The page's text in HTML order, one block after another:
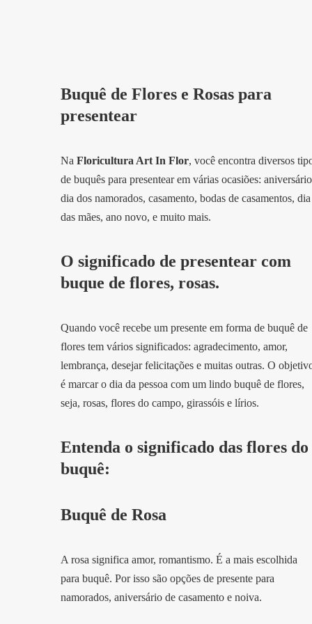
Buquê de Flores e Rosas para
presentear
Na Floricultura Art In Flor, você encontra diversos
de buquês para presentear em várias ocasiões:
dia dos namorados, casamento, bodas de casamentos, dia
das mães, ano novo, e muito mais.
O significado de presentear com
buque de flores, rosas.
Quando você recebe um presente em forma de buquê de
flores tem vários significados: agradecimento, amor,
lembrança, desejar felicitações e muitas outras. O
é marcar o dia da pessoa com um lindo buquê de flores,
seja, rosas, flores do campo, girassóis e lírios.
Entenda o significado das flores do
buquê:
Buquê de Rosa
A rosa significa amor, romantismo. É a mais escolhida
para buquê. Por isso são opções de presente para
namorados, aniversário de casamento e noiva.